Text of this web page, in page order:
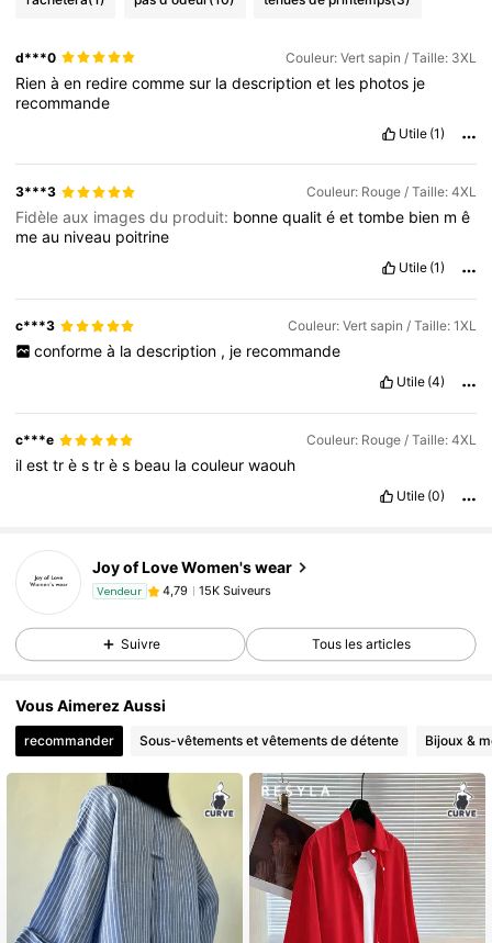
d***0 Couleur: Vert sapin / Taille: 3XL
Rienàen redirecommesur ladescriptionet les photos je
recommande
Utile (1)
3***3 Couleur: Rouge / Taille: 4XL
Fidèle aux images du produit: bonnequalitéettombe bien mê
meau niveau poitrine
Utile (1)
c***3 Couleur: Vert sapin / Taille: 1XL
conforme à la description , je recommande
Utile (4)
c***e Couleur: Rouge / Taille: 4XL
ilesttrèstrès beau lacouleurwaouh
Utile (0)
Joy of Love Women's wear
Vendeur
4,79
15K Suiveurs
a***8est en train de naviguer
15K Suiveurs
Suivre Tous les articles
Vous Aimerez Aussi
recommander Sous-vêtements et vêtements de détente Bijoux &